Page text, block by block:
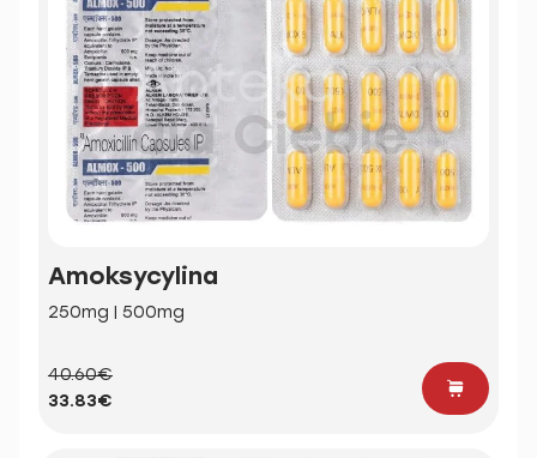
Amoksycylina
250mg | 500mg
40.60€
33.83€